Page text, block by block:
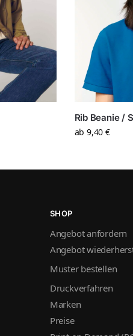
Rib Beanie /
ab 9,40 €
SHOP
Angebot anfordern
Angebot
Muster bestellen
Druckverfahren
Marken
Preise